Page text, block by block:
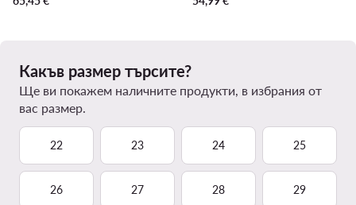
Какъв размер търсите?
Ще ви покажем наличните продукти, в избрания от
вас размер.
22 23 24 25
26 27 28 29